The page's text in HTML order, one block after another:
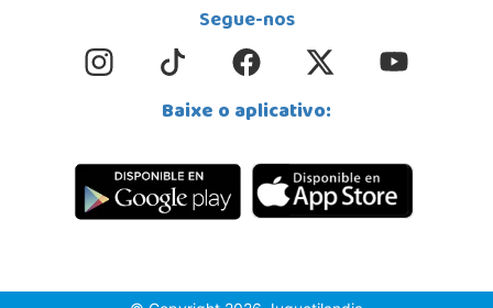
Segue-nos
Baixe o aplicativo: